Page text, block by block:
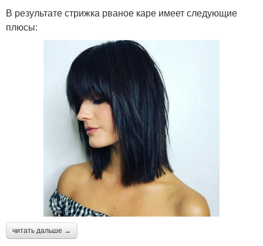
В результате стрижка рваное каре имеет следующие
плюсы:
читать дальше →